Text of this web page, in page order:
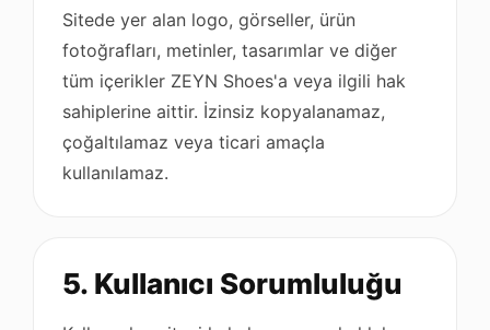
Sitede yer alan logo, görseller, ürün
fotoğrafları, metinler, tasarımlar ve diğer
tüm içerikler ZEYN Shoes'a veya ilgili hak
sahiplerine aittir. İzinsiz kopyalanamaz,
çoğaltılamaz veya ticari amaçla
kullanılamaz.
5. Kullanıcı Sorumluluğu